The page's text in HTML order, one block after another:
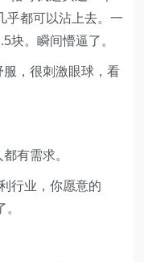
乎都可以沾上去。一
块。瞬间懵逼了。
，很刺激眼球，看
有需求。
行业，你愿意的